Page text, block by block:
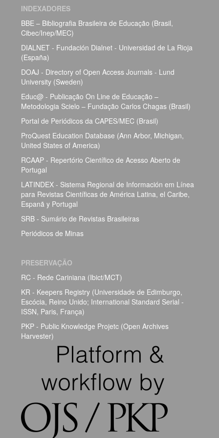
INDEXADORES
BBE – Bibliografia Brasileira de Educação (Brasil,
Cibec/Inep/MEC)
DIALNET - Fundación Dialnet - Universidad de La Rioja
(España)
DOAJ - Directory of Open Access Journals - Lund
University (Sweden)
Educ@ - Publicação On Line de Educação –
Metodologia Scielo – Fundação Carlos Chagas (Brasil)
Portal de Periódicos da CAPES/MEC (Brasil)
ProQuest Education Database (Ann Arbor, Michigan,
United States of America)
RCAAP - Repertório Científico de Acesso Aberto de
Portugal
LATINDEX - Sistema Regional de Información em Línea
para Revistas Científicas de América Latina, el Caribe,
Espanã y Portugal
SRB - Sumário de Revistas Brasileiras
Periódicos de Minas
PRESERVAÇÃO
RC - Rede Cariniana (Ibict/MCT)
KR - Keepers Registry (Universidade de Edimburgo,
Escócia, Reino Unido; International Standard Serial -
ISSN, Paris, França)
PKP - Public Knowledge Projetc (Open Archives
Harvester)